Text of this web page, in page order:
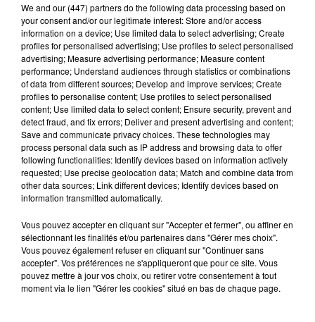
Quatre blessés dont un grave dans un
accident sur l'A10
Le choc a eu lieu dans la matinée, vendredi 7 août à
hauteur de Sainville en direction d'Orléans.
LE GRAND FORMAT Voir plus
We and our (447) partnersdo the following data processing based on
your consent and/or our legitimate interest: Store and/or access
information on a device; Use limited data to select advertising; Create
profiles for personalised advertising; Use profiles to select personalised
advertising; Measure advertising performance; Measure content
performance; Understand audiences through statistics or combinations
of data from different sources; Develop and improve services; Create
profiles to personalise content; Use profiles to select personalised
content; Use limited data to select content; Ensure security, prevent and
detect fraud, and fix errors; Deliver and present advertising and content;
Save and communicate privacy choices. These technologies may
process personal data such as IP address and browsing data to offer
following functionalities: Identify devices based on information actively
requested; Use precise geolocation data; Match and combine data from
other data sources; Link different devices; Identify devices based on
information transmitted automatically.
Vous pouvez accepter en cliquant sur "Accepter et fermer", ou affiner en
sélectionnant les finalités et/ou partenaires dans "Gérer mes choix".
Vous pouvez également refuser en cliquant sur "Continuer sans
accepter". Vos préférences ne s'appliqueront que pour ce site. Vous
pouvez mettre à jour vos choix, ou retirer votre consentement à tout
moment via le lien "Gérer les cookies" situé en bas de chaque page.